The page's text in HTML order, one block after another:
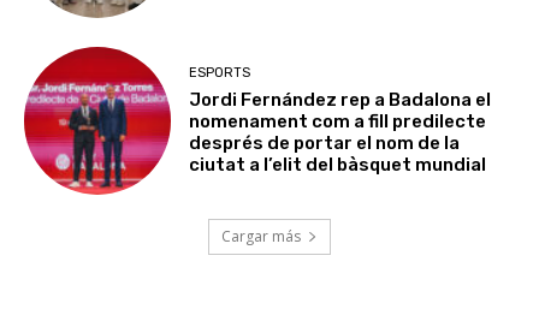
ESPORTS
Jordi Fernández rep a Badalona el
nomenament com a fill predilecte
després de portar el nom de la
ciutat a l’elit del bàsquet mundial
Cargar más